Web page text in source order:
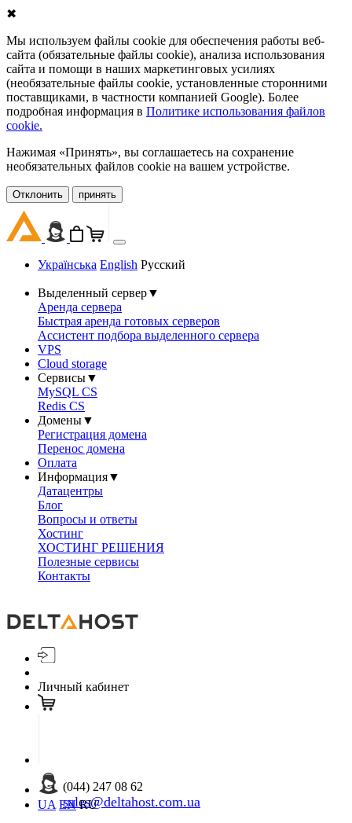
✖
Мы используем файлы cookie для обеспечения работы веб-
сайта (обязательные файлы cookie), анализа использования
сайта и помощи в наших маркетинговых усилиях
(необязательные файлы cookie, установленные сторонними
поставщиками, в частности компанией Google). Более
подробная информация в Политике использования файлов
cookie.
Нажимая «Принять», вы соглашаетесь на сохранение
необязательных файлов cookie на вашем устройстве.
Oтклонить принять
Українська English Русский
Выделенный сервер▼
Аренда сервера
Быстрая аренда готовых серверов
Ассистент подбора выделенного сервера
VPS
Cloud storage
Сервисы▼
MySQL CS
Redis CS
Домены▼
Регистрация домена
Перенос домена
Оплата
Информация▼
Датацентры
Блог
Вопросы и ответы
Хостинг
ХОСТИНГ РЕШЕНИЯ
Полезные сервисы
Контакты
Личный кабинет
(044) 247 08 62
sales@deltahost.com.ua
UA EN RU